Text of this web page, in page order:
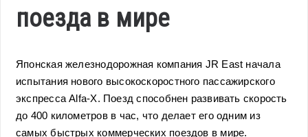
поезда в мире
Японская железнодорожная компания JR East начала
испытания нового высокоскоростного пассажирского
экспресса Alfa-X. Поезд способнен развивать скорость
до 400 километров в час, что делает его одним из
самых быстрых коммерческих поездов в мире.